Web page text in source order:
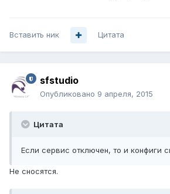
Вставить ник Цитата
sfstudio
Опубликовано 9 апреля, 2015
Цитата
Если сервис отключен, то и конфиги
Не сносятся.